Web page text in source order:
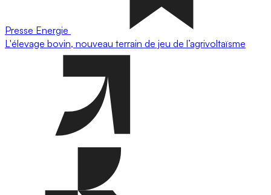
Presse Energie
L'élevage bovin, nouveau terrain de jeu de l’agrivoltaïsme